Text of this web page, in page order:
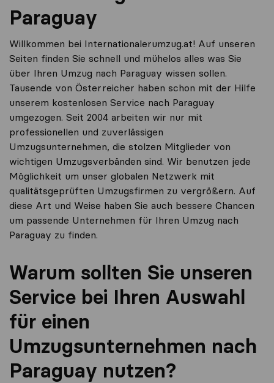
Paraguay
Willkommen bei Internationalerumzug.at! Auf unseren
Seiten finden Sie schnell und mühelos alles was Sie
über Ihren Umzug nach Paraguay wissen sollen.
Tausende von Österreicher haben schon mit der Hilfe
unserem kostenlosen Service nach Paraguay
umgezogen. Seit 2004 arbeiten wir nur mit
professionellen und zuverlässigen
Umzugsunternehmen, die stolzen Mitglieder von
wichtigen Umzugsverbänden sind. Wir benutzen jede
Möglichkeit um unser globalen Netzwerk mit
qualitätsgeprüften Umzugsfirmen zu vergrößern. Auf
diese Art und Weise haben Sie auch bessere Chancen
um passende Unternehmen für Ihren Umzug nach
Paraguay zu finden.
Warum sollten Sie unseren
Service bei Ihren Auswahl
für einen
Umzugsunternehmen nach
Paraguay nutzen?